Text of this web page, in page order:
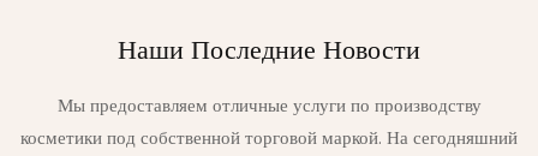
Наши Последние Новости
Мы предоставляем отличные услуги по производству
косметики под собственной торговой маркой. На сегодняшний